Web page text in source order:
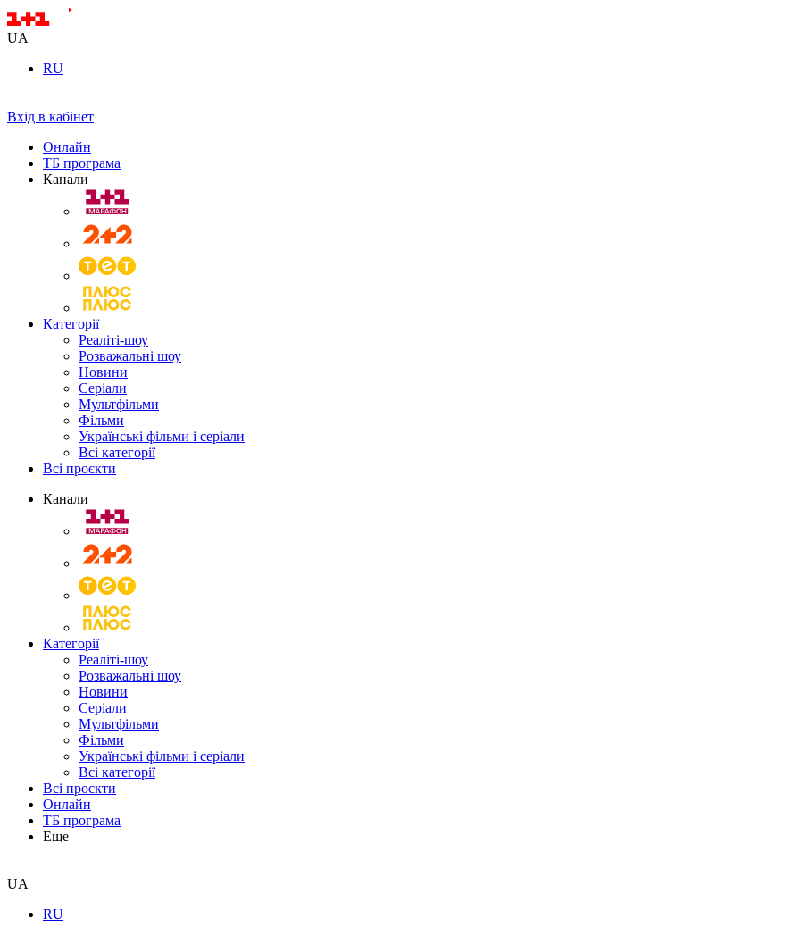
UA
RU
Вхід в кабінет
Онлайн
ТБ програма
Канали
Категорії
Реаліті-шоу
Розважальні шоу
Новини
Серіали
Мультфільми
Фільми
Українські фільми і серіали
Всі категорії
Всі проєкти
Канали
Категорії
Реаліті-шоу
Розважальні шоу
Новини
Серіали
Мультфільми
Фільми
Українські фільми і серіали
Всі категорії
Всі проєкти
Онлайн
ТБ програма
Еще
UA
RU